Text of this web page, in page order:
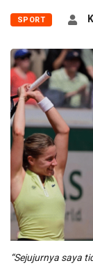
SPORT
“Sejujurnya saya